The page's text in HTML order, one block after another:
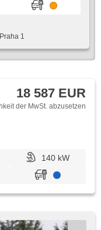
, Praha 1
18 587 EUR
der MwSt. abzusetzen
140 kW